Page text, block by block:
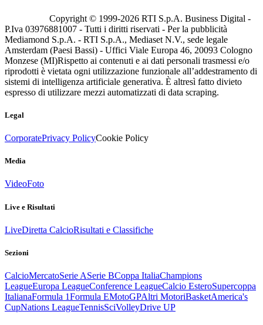
Copyright © 1999-2026 RTI S.p.A. Business Digital -
P.Iva 03976881007 - Tutti i diritti riservati - Per la pubblicità
Mediamond S.p.A. - RTI S.p.A., Mediaset N.V., sede legale
Amsterdam (Paesi Bassi) - Uffici Viale Europa 46, 20093 Cologno
Monzese (MI)Rispetto ai contenuti e ai dati personali trasmessi e/o
riprodotti è vietata ogni utilizzazione funzionale all’addestramento di
sistemi di intelligenza artificiale generativa. È altresì fatto divieto
espresso di utilizzare mezzi automatizzati di data scraping.
Legal
CorporatePrivacy PolicyCookie Policy
Media
VideoFoto
Live e Risultati
LiveDiretta CalcioRisultati e Classifiche
Sezioni
CalcioMercatoSerie ASerie BCoppa ItaliaChampions
LeagueEuropa LeagueConference LeagueCalcio EsteroSupercoppa
ItalianaFormula 1Formula EMotoGPAltri MotoriBasketAmerica's
CupNations LeagueTennisSciVolleyDrive UP